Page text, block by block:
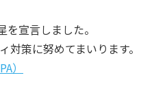
宣言しました。
策に努めてまいります。
）